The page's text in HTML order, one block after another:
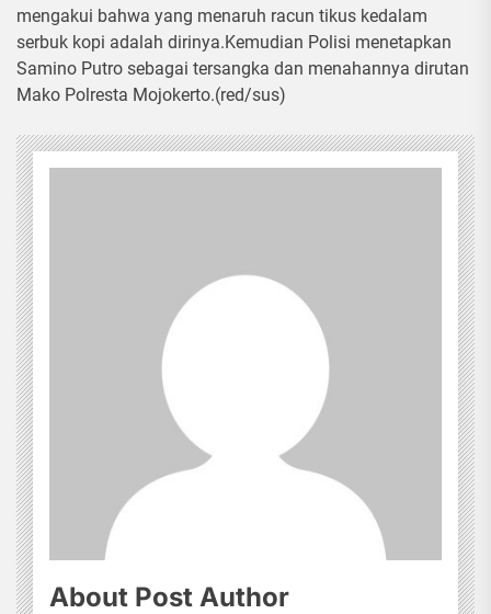
mengakui bahwa yang menaruh racun tikus kedalam
serbuk kopi adalah dirinya.Kemudian Polisi menetapkan
Samino Putro sebagai tersangka dan menahannya dirutan
Mako Polresta Mojokerto.(red/sus)
About Post Author